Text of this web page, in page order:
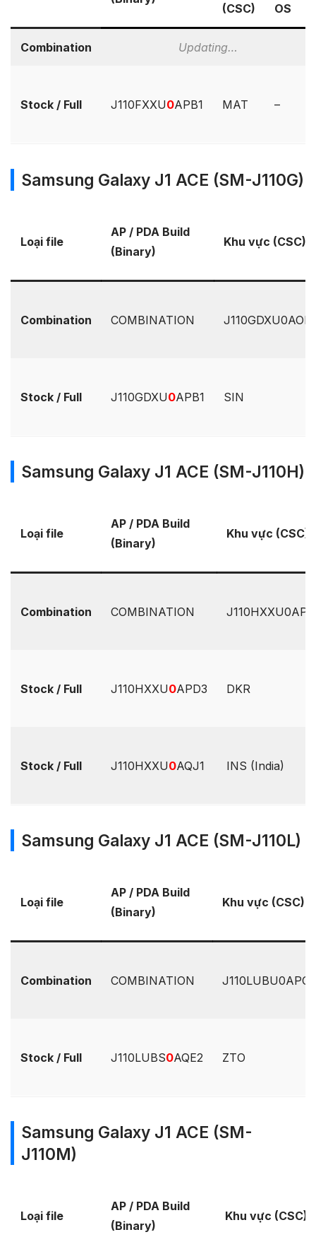
(CSC)
OS
Combination Updating…
Stock / Full J110FXXU0APB1 MAT –
Samsung Galaxy J1 ACE (SM-J110G)
Loại file
AP / PDA Build
(Binary)
Khu vực (CSC)
Combination COMBINATION
Stock / Full J110GDXU0APB1 SIN
Samsung Galaxy J1 ACE (SM-J110H)
Loại file
AP / PDA Build
(Binary)
Khu vực (CSC)
Combination COMBINATION
Stock / Full J110HXXU0APD3 DKR
Stock / Full J110HXXU0AQJ1 INS (India)
Samsung Galaxy J1 ACE (SM-J110L)
Loại file
AP / PDA Build
(Binary)
Khu vực (CSC)
Combination COMBINATION
Stock / Full J110LUBS0AQE2 ZTO
Samsung Galaxy J1 ACE (SM-
J110M)
Loại file
AP / PDA Build
(Binary)
Khu vực (CSC)